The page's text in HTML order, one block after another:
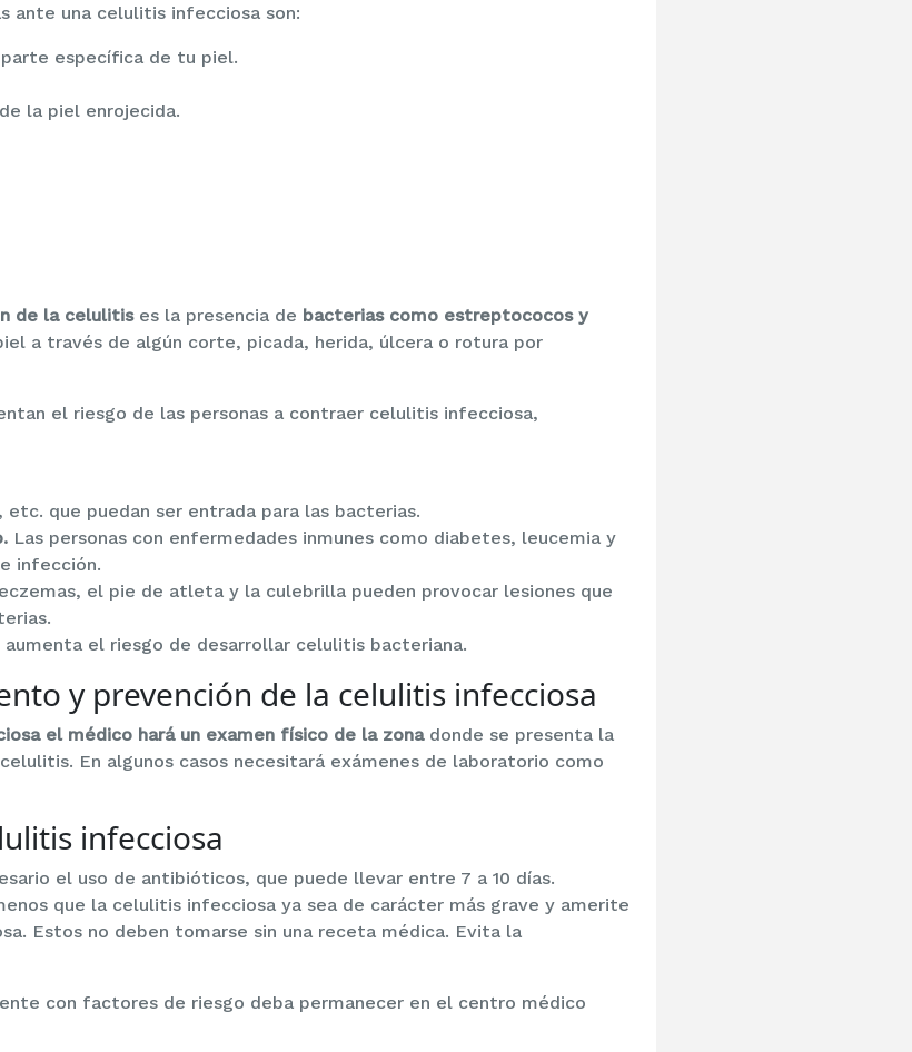
ante una celulitis infecciosa son:
parte específica de tu piel.
la piel enrojecida.
de la celulitises la presencia de bacterias como estreptococos y
a través de algún corte, picada, herida, úlcera o rotura por
el riesgo de las personas a contraer celulitis infecciosa,
que puedan ser entrada para las bacterias.
Las personas con enfermedades inmunes como diabetes, leucemia y
infección.
el pie de atleta y la culebrilla pueden provocar lesiones que
el riesgo de desarrollar celulitis bacteriana.
y prevención de la celulitis infecciosa
el médico hará un examen físico de la zonadonde se presenta la
En algunos casos necesitará exámenes de laboratorio como
infecciosa
el uso de antibióticos, que puede llevar entre 7 a 10 días.
que la celulitis infecciosa ya sea de carácter más grave y amerite
Estos no deben tomarse sin una receta médica. Evita la
con factores de riesgo deba permanecer en el centro médico